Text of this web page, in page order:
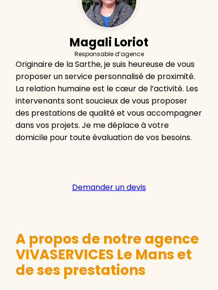
Magali Loriot
Responsable d’agence
Originaire de la Sarthe, je suis heureuse de vous
proposer un service personnalisé de proximité.
La relation humaine est le cœur de l’activité. Les
intervenants sont soucieux de vous proposer
des prestations de qualité et vous accompagner
dans vos projets. Je me déplace à votre
domicile pour toute évaluation de vos besoins.
Demander un devis
A propos de notre agence
VIVASERVICES Le Mans et
de ses prestations